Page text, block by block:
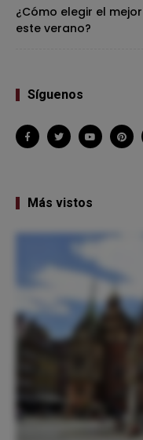
¿Cómo elegir el
este verano?
Síguenos
Más vistos